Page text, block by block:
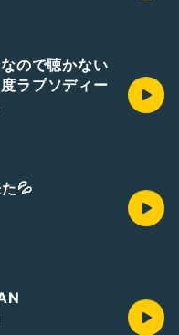
ので聴かない
ラプソディー
💦